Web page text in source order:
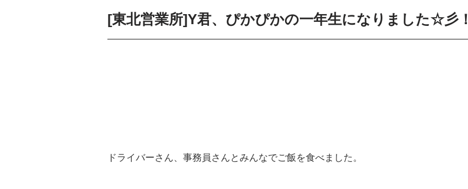
[東北営業所]Y君、ぴかぴかの一年生になりました☆彡！
ドライバーさん、事務員さんとみんなでご飯を食べました。